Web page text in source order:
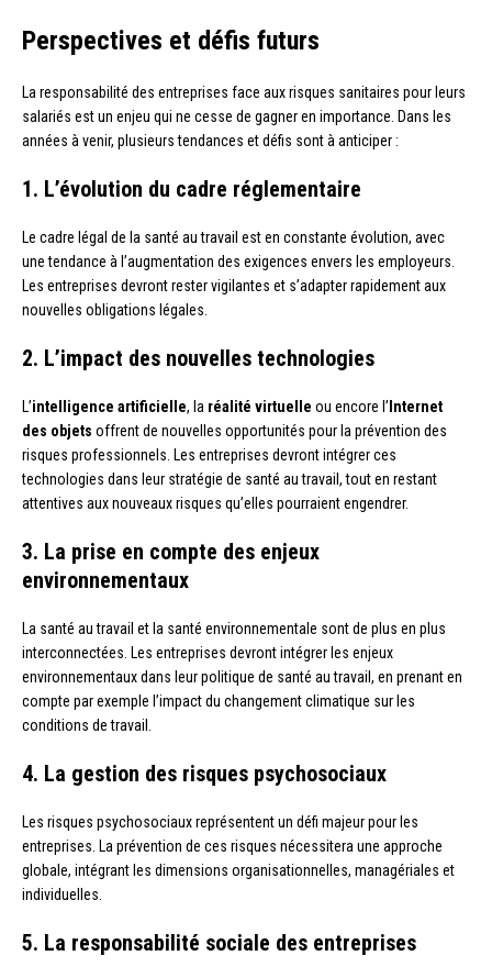
Perspectives et défis futurs
La responsabilité des entreprises face aux risques sanitaires pour leurs
salariés est un enjeu qui ne cesse de gagner en importance. Dans les
années à venir, plusieurs tendances et défis sont à anticiper :
1. L’évolution du cadre réglementaire
Le cadre légal de la santé au travail est en constante évolution, avec
une tendance à l’augmentation des exigences envers les employeurs.
Les entreprises devront rester vigilantes et s’adapter rapidement aux
nouvelles obligations légales.
2. L’impact des nouvelles technologies
L’intelligence artificielle, la réalité virtuelle ou encore l’ Internet
des objets offrent de nouvelles opportunités pour la prévention des
risques professionnels. Les entreprises devront intégrer ces
technologies dans leur stratégie de santé au travail, tout en restant
attentives aux nouveaux risques qu’elles pourraient engendrer.
3. La prise en compte des enjeux
environnementaux
La santé au travail et la santé environnementale sont de plus en plus
interconnectées. Les entreprises devront intégrer les enjeux
environnementaux dans leur politique de santé au travail, en prenant en
compte par exemple l’impact du changement climatique sur les
conditions de travail.
4. La gestion des risques psychosociaux
Les risques psychosociaux représentent un défi majeur pour les
entreprises. La prévention de ces risques nécessitera une approche
globale, intégrant les dimensions organisationnelles, managériales et
individuelles.
5. La responsabilité sociale des entreprises